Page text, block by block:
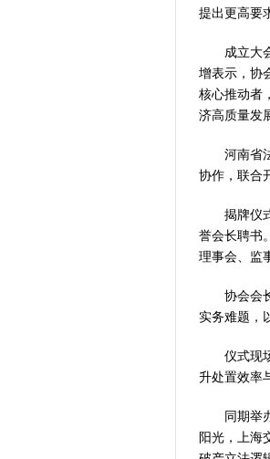
提出更高要
成立大
增表示，协
核心推动者
济高质量发
河南省
协作，联合
揭牌仪
誉会长聘书
理事会、监
协会会
实务难题，
仪式现
升处置效率
同期举
阳光，上海